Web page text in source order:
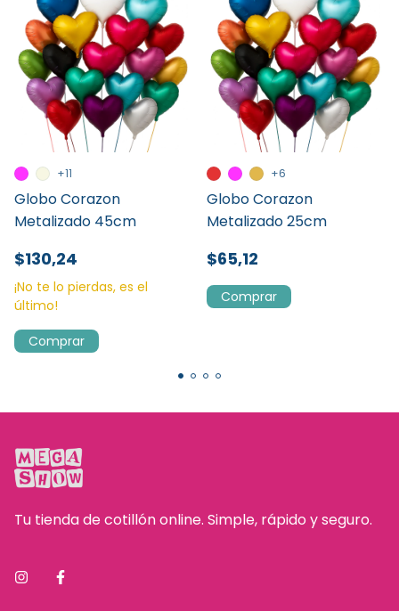
Globo Corazon
Metalizado 45cm
$130,24
¡No te lo pierdas, es el
último!
+11
Comprar
Globo Corazon
Metalizado 25cm
$65,12
+6
Comprar
Tu tienda de cotillón online. Simple, rápido y seguro.